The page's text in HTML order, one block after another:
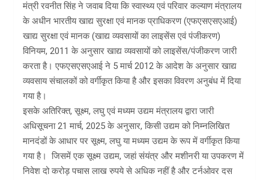
मंत्री रवनीत सिंह ने जवाब दिया कि स्वास्थ्य एवं परिवार कल्याण मंत्रालय
के अधीन भारतीय खाद्य सुरक्षा एवं मानक प्राधिकरण (एफएसएसएआई)
खाद्य सुरक्षा एवं मानक (खाद्य व्यवसायों का लाइसेंस एवं पंजीकरण)
विनियम, 2011 के अनुसार खाद्य व्यवसायों को लाइसेंस/पंजीकरण जारी
करता है। एफएसएसएआई ने 5 मार्च 2012 के आदेश के अनुसार खाद्य
व्यवसाय संचालकों को वर्गीकृत किया है और इसका विवरण अनुबंध में दिया
गया है।
इसके अतिरिक्त, सूक्ष्म, लघु एवं मध्यम उद्यम मंत्रालय द्वारा जारी
अधिसूचना 21 मार्च, 2025 के अनुसार, किसी उद्यम को निम्नलिखित
मानदंडों के आधार पर सूक्ष्म, लघु या मध्यम उद्यम के रूप में वर्गीकृत किया
गया है। जिसमें एक सूक्ष्म उद्यम, जहां संयंत्र और मशीनरी या उपकरण में
निवेश दो करोड़ पचास लाख रुपये से अधिक नहीं है और टर्नओवर दस